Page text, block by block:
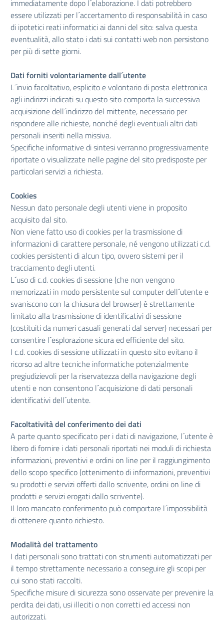
immediatamente dopo l´elaborazione. I dati potrebbero
essere utilizzati per l´accertamento di responsabilità in caso
di ipotetici reati informatici ai danni del sito: salva questa
eventualità, allo stato i dati sui contatti web non persistono
per più di sette giorni.
Dati forniti volontariamente dall´utente
L´invio facoltativo, esplicito e volontario di posta elettronica
agli indirizzi indicati su questo sito comporta la successiva
acquisizione dell´indirizzo del mittente, necessario per
rispondere alle richieste, nonché degli eventuali altri dati
personali inseriti nella missiva.
Specifiche informative di sintesi verranno progressivamente
riportate o visualizzate nelle pagine del sito predisposte per
particolari servizi a richiesta.
Cookies
Nessun dato personale degli utenti viene in proposito
acquisito dal sito.
Non viene fatto uso di cookies per la trasmissione di
informazioni di carattere personale, né vengono utilizzati c.d.
cookies persistenti di alcun tipo, ovvero sistemi per il
tracciamento degli utenti.
L´uso di c.d. cookies di sessione (che non vengono
memorizzati in modo persistente sul computer dell´utente e
svaniscono con la chiusura del browser) è strettamente
limitato alla trasmissione di identificativi di sessione
(costituiti da numeri casuali generati dal server) necessari per
consentire l´esplorazione sicura ed efficiente del sito.
I c.d. cookies di sessione utilizzati in questo sito evitano il
ricorso ad altre tecniche informatiche potenzialmente
pregiudizievoli per la riservatezza della navigazione degli
utenti e non consentono l´acquisizione di dati personali
identificativi dell´utente.
Facoltatività del conferimento dei dati
A parte quanto specificato per i dati di navigazione, l´utente è
libero di fornire i dati personali riportati nei moduli di richiesta
informazioni, preventivi e ordini on line per il raggiungimento
dello scopo specifico (ottenimento di informazioni, preventivi
su prodotti e servizi offerti dallo scrivente, ordini on line di
prodotti e servizi erogati dallo scrivente).
Il loro mancato conferimento può comportare l´impossibilità
di ottenere quanto richiesto.
Modalità del trattamento
I dati personali sono trattati con strumenti automatizzati per
il tempo strettamente necessario a conseguire gli scopi per
cui sono stati raccolti.
Specifiche misure di sicurezza sono osservate per prevenire la
perdita dei dati, usi illeciti o non corretti ed accessi non
autorizzati.